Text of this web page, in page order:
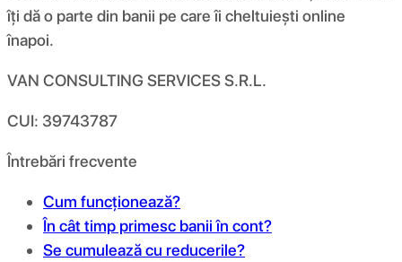
îți dă o parte din banii pe care îi cheltuiești online
înapoi.
VAN CONSULTING SERVICES S.R.L.
CUI: 39743787
Întrebări frecvente
Cum funcționează?
În cât timp primesc banii în cont?
Se cumulează cu reducerile?